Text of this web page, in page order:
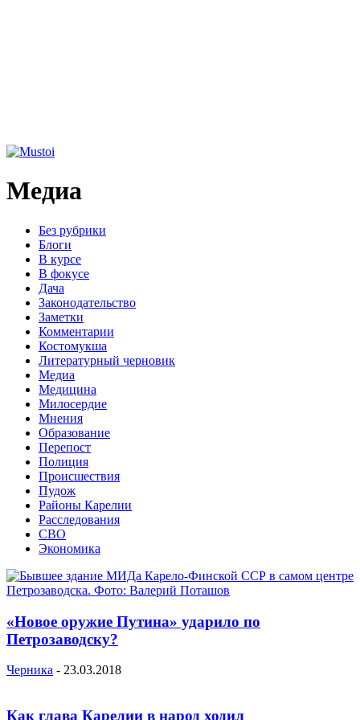
Медиа
Без рубрики
Блоги
В курсе
В фокусе
Дача
Законодательство
Заметки
Комментарии
Костомукша
Литературный черновик
Медиа
Медицина
Милосердие
Мнения
Образование
Перепост
Полиция
Происшествия
Пудож
Районы Карелии
Расследования
СВО
Экономика
«Новое оружие Путина» ударило по
Петрозаводску?
Черника - 23.03.2018
Как глава Карелии в народ ходил